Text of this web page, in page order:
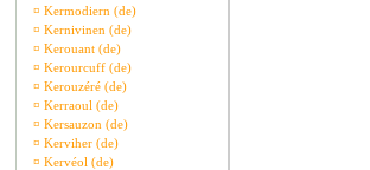
¤ Kermodiern (de)
¤ Kernivinen (de)
¤ Kerouant (de)
¤ Kerourcuff (de)
¤ Kerouzéré (de)
¤ Kerraoul (de)
¤ Kersauzon (de)
¤ Kerviher (de)
¤ Kervéol (de)